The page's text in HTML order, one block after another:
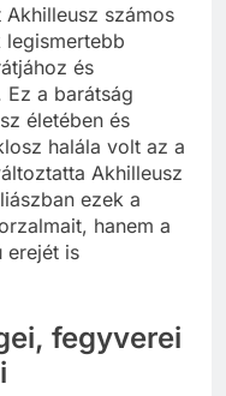
számos
és
a barátság
életében és
halála volt az a
Akhilleusz
ezek a
hanem a
erejét is
fegyverei